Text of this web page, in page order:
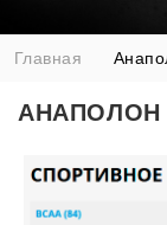
Главная
АНАПОЛОН